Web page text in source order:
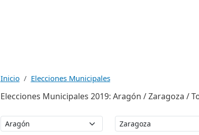
Inicio Elecciones Municipales
Elecciones Municipales 2019: Aragón / Zaragoza /